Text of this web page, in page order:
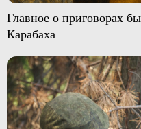
Главное о приговорах
Карабаха